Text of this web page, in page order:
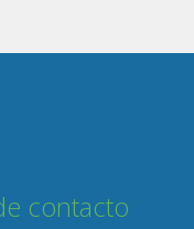
contacto